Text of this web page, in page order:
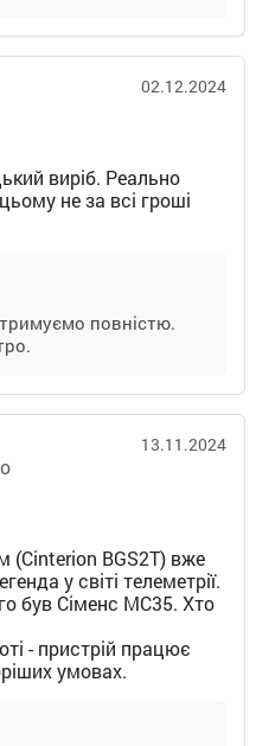
02.12.2024
виріб. Реально
не за всі гроші
повністю.
13.11.2024
(Cinterion BGS2T) вже
у світі телеметрії.
був Сіменс MC35. Хто
- пристрій працює
умовах.